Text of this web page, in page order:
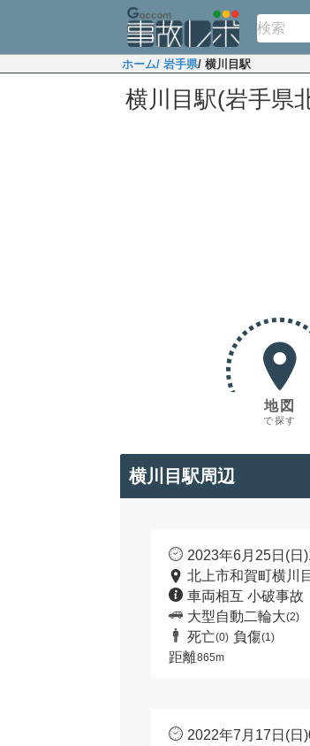
ホーム/ 岩手県/ 横川目駅
横川目駅(岩手県
地図
で探す
横川目駅周辺
2023年6月25日(日
北上市和賀町横川
車両相互 小破事故
大型自動二輪大(2)
死亡(0) 負傷(1)
距離865m
2022年7月17日(日